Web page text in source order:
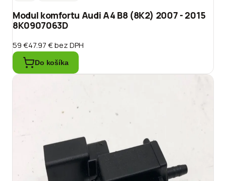
Modul komfortu Audi A4 B8 (8K2) 2007 - 2015
8K0907063D
59 €47.97 €bez DPH
Do košíka